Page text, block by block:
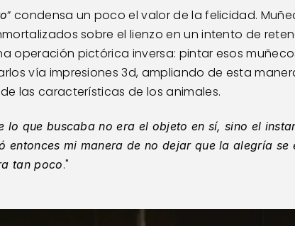
” condensa un poco el valor de la felicidad.
sobre el lienzo en un intento de
operación pictórica inversa: pintar esos
vía impresiones 3d, ampliando de esta
las características de los animales.
lo que buscaba no era el objeto en sí, sino el
entonces mi manera de no dejar que la alegría se
tan poco."